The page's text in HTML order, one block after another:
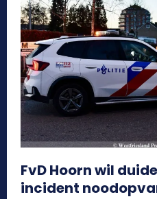
FvD Hoorn wil
incident